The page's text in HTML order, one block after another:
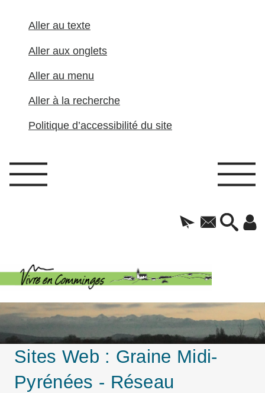
Aller au texte
Aller aux onglets
Aller au menu
Aller à la recherche
Politique d’accessibilité du site
Sites Web : Graine Midi-
Pyrénées - Réseau